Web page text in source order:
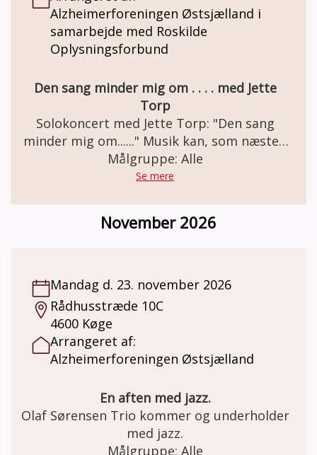
Alzheimerforeningen Østsjælland i
samarbejde med Roskilde
Oplysningsforbund
Den sang minder mig om . . . . med Jette
Torp
Solokoncert med Jette Torp: "Den sang
minder mig om......" Musik kan, som næsten
intet andet, bringe minder og følelser frem,
som vi for længst troede, vi havde glemt. En
sågar en duft! Koncerten er blevet til
Roskilde Oplysningsforbund.
Målgruppe: Alle
Se mere
November 2026
Mandag d. 23. november 2026
Rådhusstræde 10C
4600 Køge
Arrangeret af:
Alzheimerforeningen Østsjælland
En aften med jazz.
Olaf Sørensen Trio kommer og underholder
med jazz.
Målgruppe: Alle